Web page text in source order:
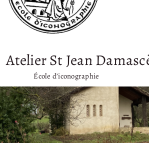
Atelier St Jean
École d’iconographie